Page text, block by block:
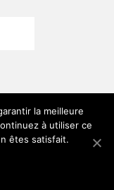
la meilleure
à utiliser ce
êtes satisfait.